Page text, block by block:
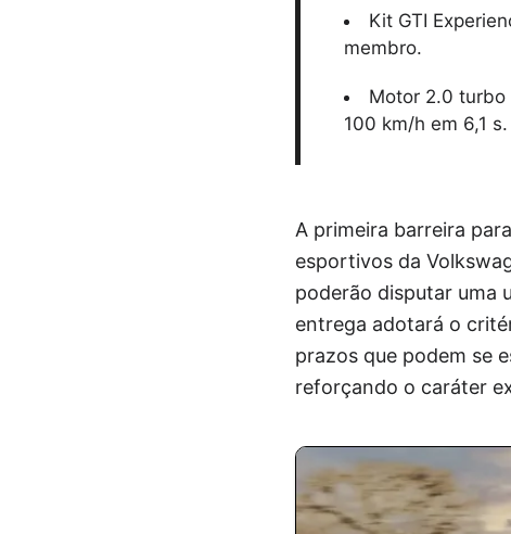
Kit GTI
membro.
Motor 2.0 turbo
100 km/h em 6,1 s.
A primeira barreira
esportivos da
poderão disputar uma
entrega adotará o
prazos que podem se
reforçando o caráter